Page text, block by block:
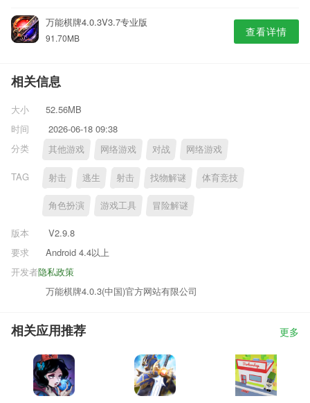
万能棋牌4.0.3V3.7专业版
91.70MB 查看详情
相关信息
大小
52.56MB
时间
2026-06-18 09:38
分类
其他游戏 网络游戏 对战 网络游戏
TAG 射击 逃生 射击 找物解谜 体育竞技
角色扮演 游戏工具 冒险解谜
版本
V2.9.8
要求
Android 4.4以上
隐私政策
开发者
万能棋牌4.0.3(中国)官方网站有限公司
相关应用推荐 更多